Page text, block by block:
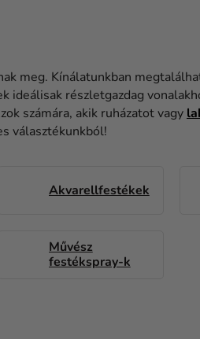
meg. Kínálatunkban
ideálisak részletgazdag
számára, akik ruházatot vagy
választékunkból!
Akvarellfestékek
Művész
festékspray-k